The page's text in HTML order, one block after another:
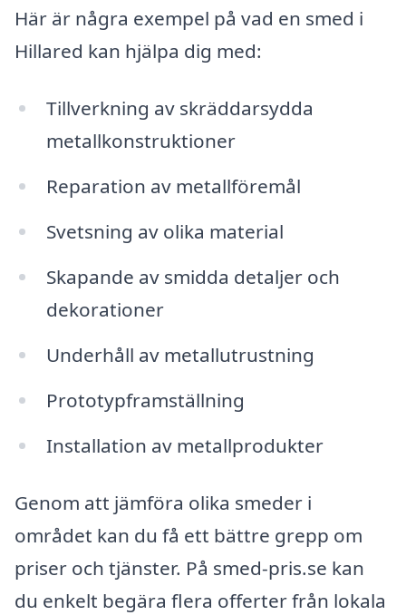
Här är några exempel på vad en smed i
Hillared kan hjälpa dig med:
Tillverkning av skräddarsydda
metallkonstruktioner
Reparation av metallföremål
Svetsning av olika material
Skapande av smidda detaljer och
dekorationer
Underhåll av metallutrustning
Prototypframställning
Installation av metallprodukter
Genom att jämföra olika smeder i
området kan du få ett bättre grepp om
priser och tjänster. På smed-pris.se kan
du enkelt begära flera offerter från lokala